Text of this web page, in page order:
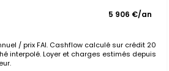
5 906 €/an
/ prix FAI. Cashflow calculé sur crédit 20
interpolé. Loyer et charges estimés depuis